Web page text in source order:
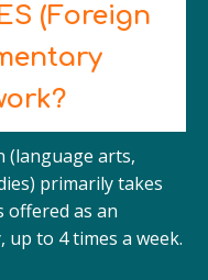
(Foreign
(language arts,
primarily takes
offered as an
to 4 times a week.